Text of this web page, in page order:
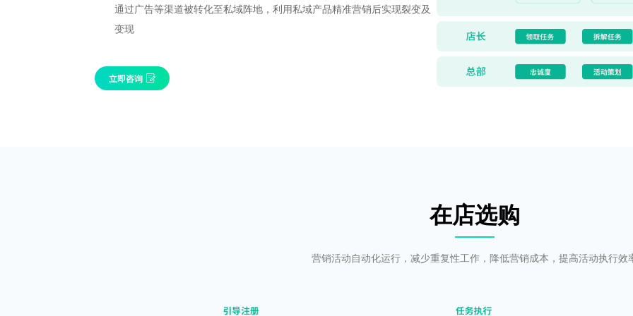
通过广告等渠道被转化至私域阵地，利用私域产品精准营销后实现裂变及
变现
立即咨询
在店选购
营销活动自动化运行，减少重复性工作，降低营销成本，提高活动执行效